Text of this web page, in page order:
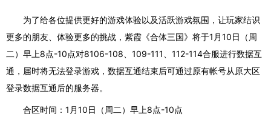
为了给各位提供更好的游戏体验以及活跃游戏氛围，让玩家结识
更多的朋友、体验更多的挑战，紫霞《合体三国》将于1月10日（周
二）早上8点-10点对8106-108、109-111、112-114合服进行数据互
通，届时将无法登录游戏，数据互通结束后可通过原有帐号从原大区
登录数据互通后的服务器。
合区时间：1月10日（周二）早上8点-10点